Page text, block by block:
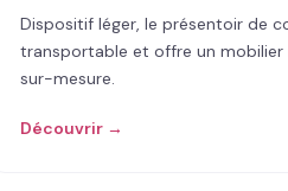
Dispositif léger, le présentoir de
transportable et offre un
sur-mesure.
Découvrir →